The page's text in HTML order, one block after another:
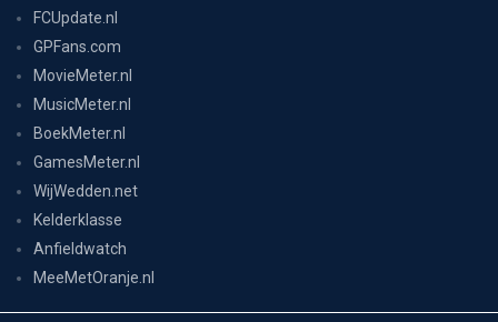
FCUpdate.nl
GPFans.com
MovieMeter.nl
MusicMeter.nl
BoekMeter.nl
GamesMeter.nl
WijWedden.net
Kelderklasse
Anfieldwatch
MeeMetOranje.nl